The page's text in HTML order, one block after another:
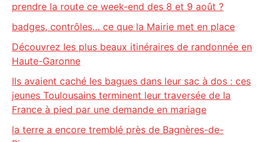
prendre la route ce week-end des 8 et 9 août ?
badges, contrôles… ce que la Mairie met en place
Découvrez les plus beaux itinéraires de randonnée en
Haute-Garonne
Ils avaient caché les bagues dans leur sac à dos : ces
jeunes Toulousains terminent leur traversée de la
France à pied par une demande en mariage
la terre a encore tremblé près de Bagnères-de-